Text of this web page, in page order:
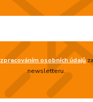
zpracováním osobních údajů
newsletteru.